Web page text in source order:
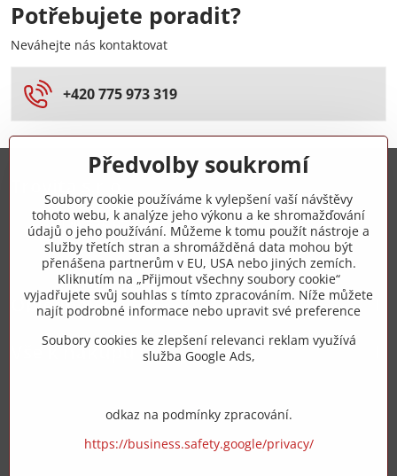
Potřebujete poradit?
Neváhejte nás kontaktovat
+420 775 973 319
+420 775 973 319
info​@zipzop​.cz
Objednávky
Vše k nákupu
Předvolby soukromí
Soubory cookie používáme k vylepšení vaší návštěvy
tohoto webu, k analýze jeho výkonu a ke shromažďování
údajů o jeho používání. Můžeme k tomu použít nástroje a
služby třetích stran a shromážděná data mohou být
přenášena partnerům v EU, USA nebo jiných zemích.
Kliknutím na „Přijmout všechny soubory cookie“
vyjadřujete svůj souhlas s tímto zpracováním. Níže můžete
najít podrobné informace nebo upravit své preference
Soubory cookies ke zlepšení relevanci reklam využívá
služba Google Ads,
odkaz na podmínky zpracování.
https://business.safety.google/privacy/